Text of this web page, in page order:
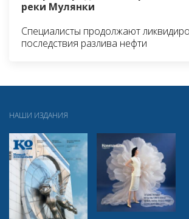
реки Мулянки
Специалисты продолжают
последствия разлива нефти
НАШИ ИЗДАНИЯ